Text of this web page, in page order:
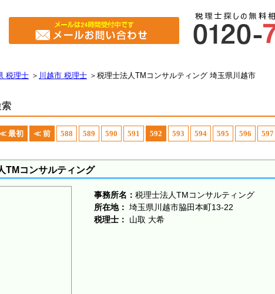
税理士 ＞ 川越市 税理士 ＞ 税理士法人TMコンサルティング 埼玉県川越市
最初 ≪ 前 588 589 590 591 592 593 594 595 596 597
TMコンサルティング
事務所名： 税理士法人TMコンサルティング
所在地： 埼玉県川越市脇田本町13-22
税理士：
山取 大希